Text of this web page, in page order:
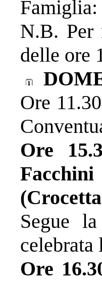
N.B. Per
delle ore
Ore
Ore
Segue
celebrata
Ore